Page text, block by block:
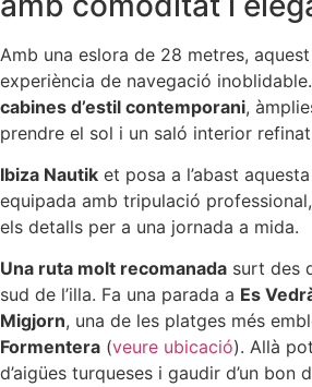
Amb una eslora de 28 metres,
experiència de navegació
cabines d’estil contemporani,
prendre el sol i un saló interior
Ibiza Nautik et posa a l’abast
equipada amb tripulació
els detalls per a una jornada a mida.
Una ruta molt recomanada surt des
sud de l’illa. Fa una parada a Es
Migjorn, una de les platges més
Formentera (veure ubicació). Allà
d’aigües turqueses i gaudir d’un bon